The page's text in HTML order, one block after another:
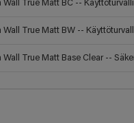
Wall True Matt BC --
Wall True Matt BW --